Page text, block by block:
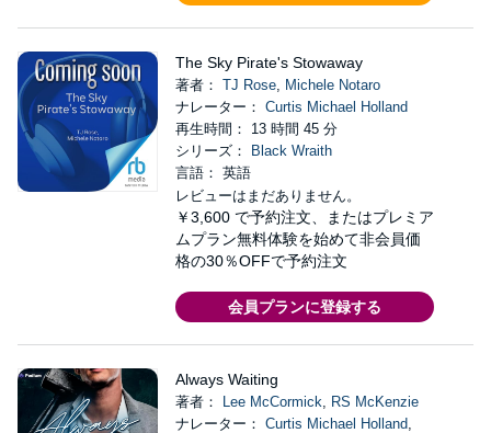
The Sky Pirate's Stowaway
著者： TJ Rose, Michele Notaro
ナレーター： Curtis Michael Holland
再生時間： 13 時間 45 分
シリーズ：
Black Wraith
言語： 英語
レビューはまだありません。
￥3,600 で予約注文、またはプレミア
ムプラン無料体験を始めて非会員価
格の30％OFFで予約注文
会員プランに登録する
Always Waiting
著者： Lee McCormick, RS McKenzie
ナレーター： Curtis Michael Holland,